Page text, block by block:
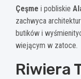
Çeşme i pobliskie
zachwyca
butików i
wiejącym w zatoce.
Riwiera